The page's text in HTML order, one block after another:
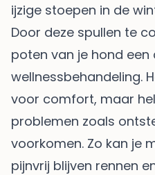
ijzige stoepen in de
Door deze spullen te
poten van je hond
wellnessbehandeling.
voor comfort, maar
problemen zoals
voorkomen. Zo kan je
pijnvrij blijven rennen